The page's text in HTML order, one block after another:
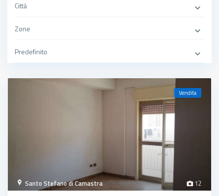
Città
Zone
Predefinito
12
Santo Stefano di Camastra
Vendita